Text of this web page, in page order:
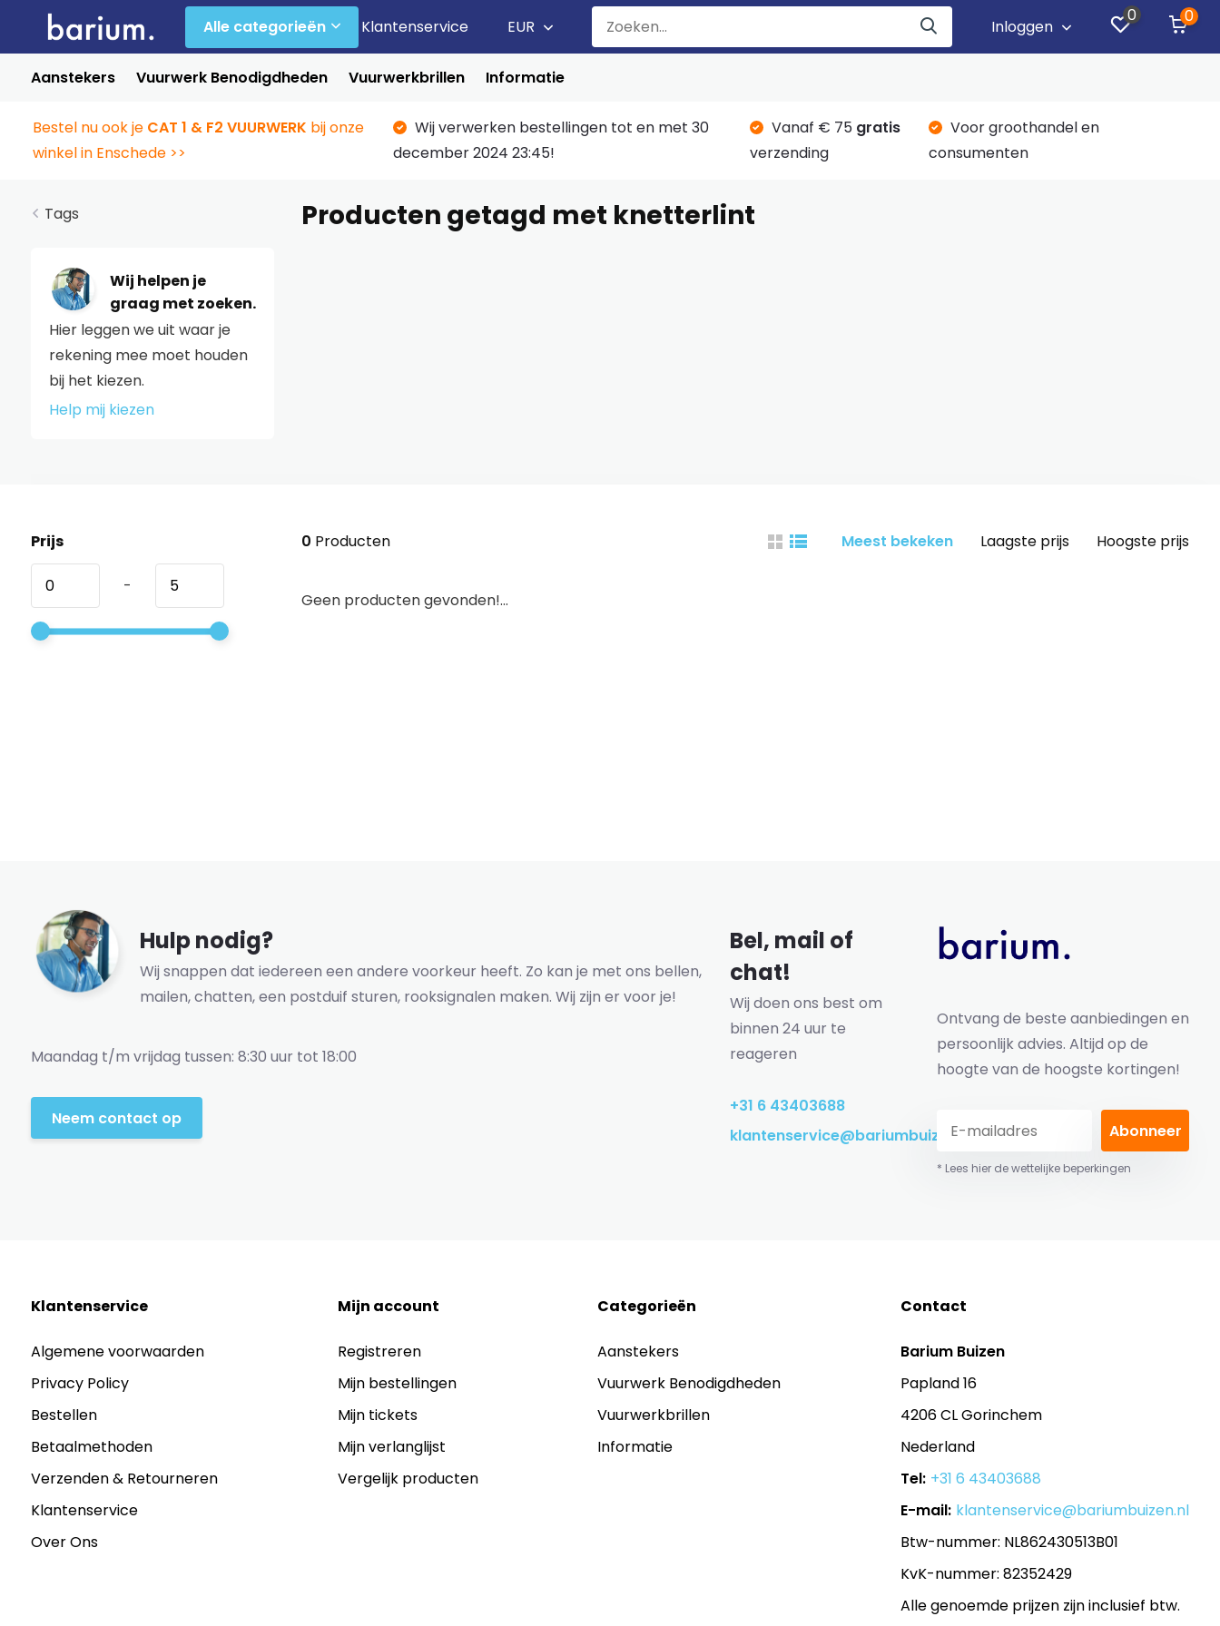
Alle categorieën Klantenservice EUR Inloggen
0 0
Aanstekers Vuurwerk Benodigdheden Vuurwerkbrillen Informatie
Bestel nu ook je CAT 1 & F2 VUURWERK bij onze
winkel in Enschede >>
Wij verwerken bestellingen tot en met 30
december 2024 23:45!
Vanaf € 75 gratis
verzending
Voor groothandel en
consumenten
Tags
Wij helpen je
graag met zoeken.
Hier leggen we uit waar je
rekening mee moet houden
bij het kiezen.
Help mij kiezen
Producten getagd met knetterlint
Prijs
-
0 Producten Meest bekeken Laagste prijs Hoogste prijs
Geen producten gevonden!...
Hulp nodig?
Wij snappen dat iedereen een andere voorkeur heeft. Zo kan je met ons bellen,
mailen, chatten, een postduif sturen, rooksignalen maken. Wij zijn er voor je!
Maandag t/m vrijdag tussen: 8:30 uur tot 18:00
Neem contact op
Bel, mail of
chat!
Wij doen ons best om
binnen 24 uur te
reageren
+31 6 43403688
klantenservice@bariumbuizen.nl
Ontvang de beste aanbiedingen en
persoonlijk advies. Altijd op de
hoogte van de hoogste kortingen!
Abonneer
* Lees hier de wettelijke beperkingen
Klantenservice
Algemene voorwaarden
Privacy Policy
Bestellen
Betaalmethoden
Verzenden & Retourneren
Klantenservice
Over Ons
Mijn account
Registreren
Mijn bestellingen
Mijn tickets
Mijn verlanglijst
Vergelijk producten
Categorieën
Aanstekers
Vuurwerk Benodigdheden
Vuurwerkbrillen
Informatie
Contact
Barium Buizen
Papland 16
4206 CL Gorinchem
Nederland
Tel: +31 6 43403688
E-mail: klantenservice@bariumbuizen.nl
Btw-nummer: NL862430513B01
KvK-nummer: 82352429
Alle genoemde prijzen zijn inclusief btw.